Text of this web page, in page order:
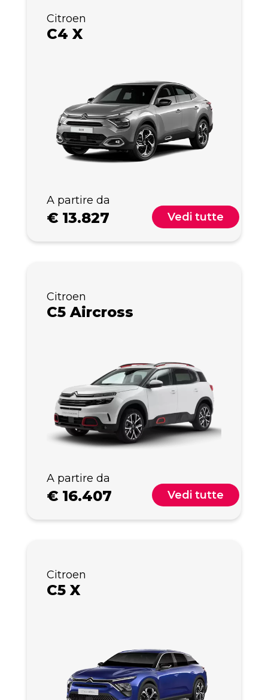
Citroen
C4 X
A partire da
€ 13.827 Vedi tutte
Citroen
C5 Aircross
A partire da
€ 16.407 Vedi tutte
Citroen
C5 X